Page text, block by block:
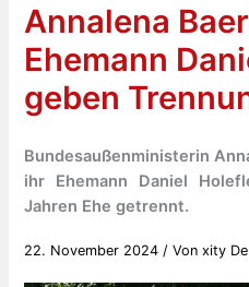
Annalena
Ehemann
geben
Bundesaußenministerin
ihr Ehemann Daniel
Jahren Ehe getrennt.
22. November 2024 / Vonxity